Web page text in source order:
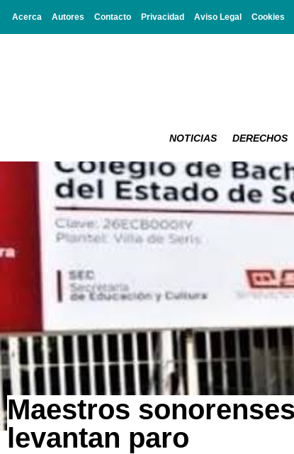
Acerca Autores Contacto Privacidad Aviso Legal Cookies
NOTICIAS DERECHOS
Maestros
levantan paro